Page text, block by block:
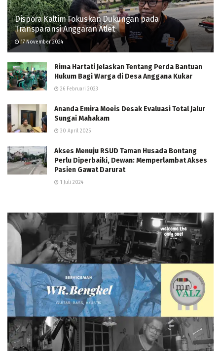
Dispora Kaltim Fokuskan Dukungan pada
Transparansi Anggaran Atlet
17 November 2024
Rima Hartati Jelaskan Tentang Perda Bantuan
Hukum Bagi Warga di Desa Anggana Kukar
26 Februari 2023
Ananda Emira Moeis Desak Evaluasi Total Jalur
Sungai Mahakam
30 April 2025
Akses Menuju RSUD Taman Husada Bontang
Perlu Diperbaiki, Dewan: Memperlambat Akses
Pasien Gawat Darurat
1 Juli 2024